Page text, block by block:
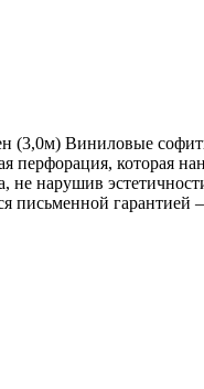
(3,0м) Виниловые
которая
не нарушив
письменной гарантией